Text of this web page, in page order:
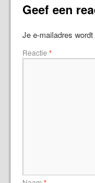
Geef een
Je e-mailadres
Reactie *